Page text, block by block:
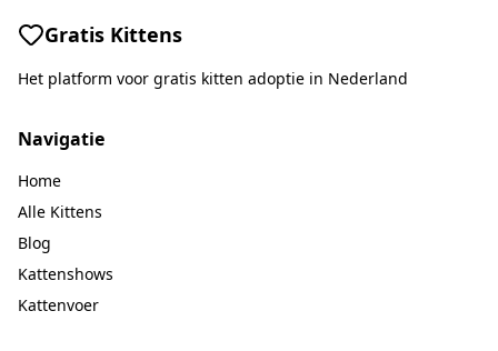
Gratis Kittens
Het platform voor gratis kitten adoptie in Nederland
Navigatie
Home
Alle Kittens
Blog
Kattenshows
Kattenvoer